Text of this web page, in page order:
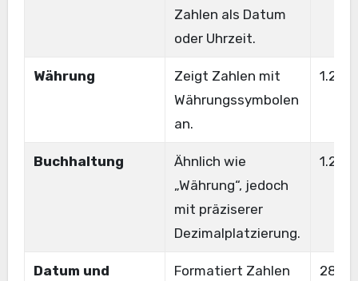
Zahlen als Datum
oder Uhrzeit.
Währung
Zeigt Zahlen mit
Währungssymbolen
an.
Buchhaltung
Ähnlich wie
„Währung“, jedoch
mit präziserer
Dezimalplatzierung.
Datum und
Formatiert Zahlen